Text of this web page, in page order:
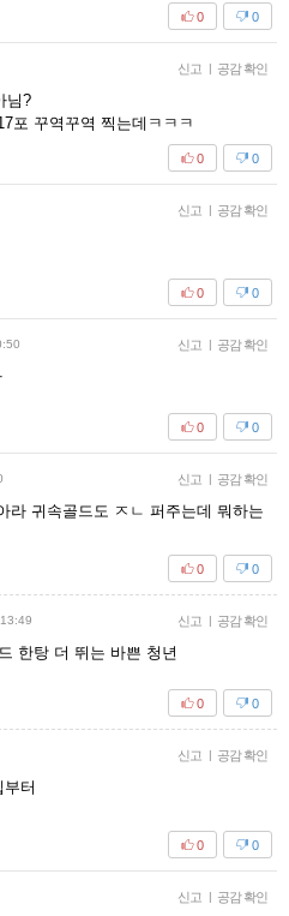
0
0
신고 | 공감 확인
님?
포 꾸역꾸역 찍는데ㅋㅋㅋ
0
0
신고 | 공감 확인
0
0
신고 | 공감 확인
0
0
신고 | 공감 확인
라 귀속골드도 ㅈㄴ 퍼주는데 뭐하는
0
0
신고 | 공감 확인
한탕 더 뛰는 바쁜 청년
0
0
신고 | 공감 확인
부터
0
0
신고 | 공감 확인